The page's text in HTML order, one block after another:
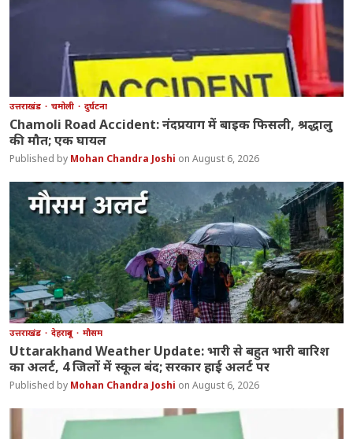
उत्तराखंड चमोली दुर्घटना
Chamoli Road Accident: नंदप्रयाग में बाइक फिसली, श्रद्धालु
की मौत; एक घायल
Mohan Chandra Joshi August 6, 2026
उत्तराखंड देहरादून मौसम
Uttarakhand Weather Update: भारी से बहुत भारी बारिश
का अलर्ट, 4 जिलों में स्कूल बंद; सरकार हाई अलर्ट पर
Mohan Chandra Joshi August 6, 2026